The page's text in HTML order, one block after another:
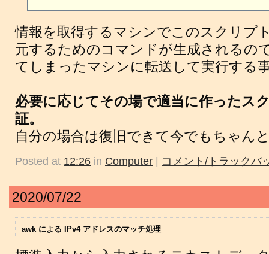
情報を取得するマシンでこのスクリプ
元するためのコマンドが生成されるの
てしまったマシンに転送して実行する
必要に応じてその場で適当に作ったス
証。
自分の場合は復旧できて今でもちゃん
Posted at 12:26 in Computer コメント/トラックバ
2020/07/22
awk による IPv4 アドレスのマッチ処理